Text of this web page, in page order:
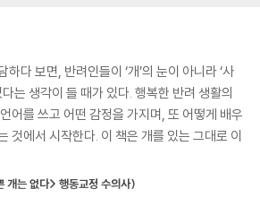
는 없다. 상대적으로 볼 때 다들 동등하게 영리
말을 자주 하는데, 그것은 다른 동물들의 인지적
문을 열어두기 위해서다. 우리는 계속해서 ‘놀
이다.
견과 더 사이좋게 지낸다는 연구도 있다. 힘들
아이에게는 개가 부모보다 스트레스 극복에 도
그렇게 놀랄 일도 아니다. 많은 사람들이 거주
좋은 환경인지 아닌지를 중요한 판단기준으로
에 반려견을 위한 시설을 포함하려는 움직임
려견과 함께 살아가는 시대, 우리는 과연 반려
어준다. 세상에 이렇게 많은 개가 있는데 개들
다 보면, 반려인들이 ‘개’의 눈이 아니라 ‘사
는 생각이 들 때가 있다. 행복한 반려 생활의
어를 쓰고 어떤 감정을 가지며, 또 어떻게 배우
것에서 시작한다. 이 책은 개를 있는 그대로 이
는 없다> 행동교정 수의사)